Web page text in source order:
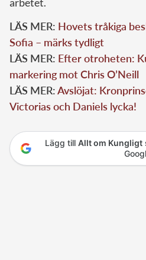
LÄS MER: Hovets tråkiga
Sofia – märks tydligt
LÄS MER: Efter otroheten:
markering mot Chris O’Neill
LÄS MER:Avslöjat:
Victorias och Daniels lycka!
Lägg till Allt om Kungligt